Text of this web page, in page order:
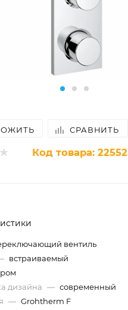
СРАВНИТЬ
Код товара: 22552
вентиль
встраиваемый
дизайна — современный
— Grohtherm F